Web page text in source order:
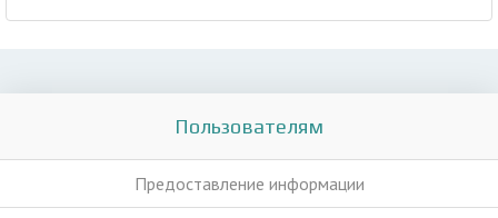
Пользователям
Предоставление информации